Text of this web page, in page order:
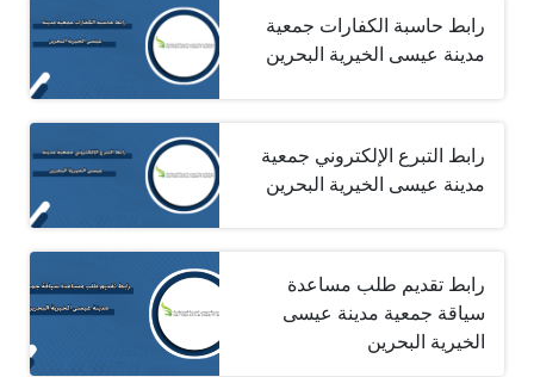
رابط حاسبة الكفارات جمعية
مدينة عيسى الخيرية البحرين
رابط التبرع الإلكتروني جمعية
مدينة عيسى الخيرية البحرين
رابط تقديم طلب مساعدة
سياقة جمعية مدينة عيسى
الخيرية البحرين